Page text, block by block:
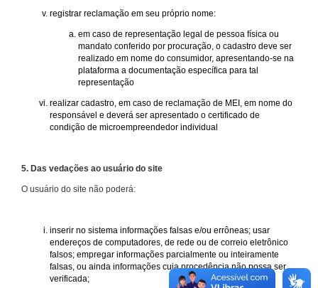
registrar reclamação em seu próprio nome:
em caso de representação legal de pessoa física ou
mandato conferido por procuração, o cadastro deve ser
realizado em nome do consumidor, apresentando-se na
plataforma a documentação específica para tal
representação
realizar cadastro, em caso de reclamação de MEI, em nome do
responsável e deverá ser apresentado o certificado de
condição de microempreendedor individual
5. Das vedações ao usuário do site
O usuário do site não poderá:
inserir no sistema informações falsas e/ou errôneas; usar
endereços de computadores, de rede ou de correio eletrônico
falsos; empregar informações parcialmente ou inteiramente
falsas, ou ainda informações cuja procedência não possa ser
verificada;